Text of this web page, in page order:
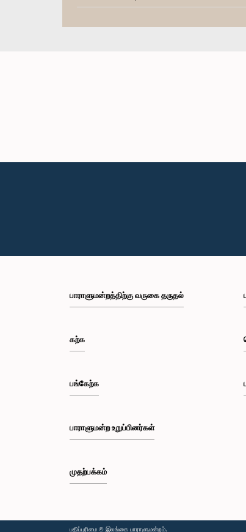
பாராளுமன்றத்திற்கு வருகை தருதல்
கற்க
பங்கேற்க
பாராளுமன்ற உறுப்பினர்கள்
முதற்பக்கம்
பதிப்புரிமை © இலங்கை பாராளுமன்றம்.